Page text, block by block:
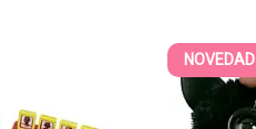
NOVEDAD